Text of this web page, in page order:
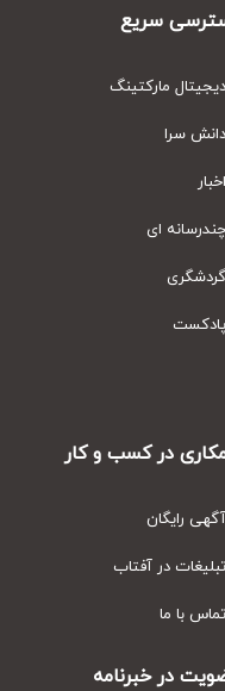
سریع
مارکتینگ
سرا
ای
در کسب و کار
رایگان
در آفتاب
با ما
در خبرنامه